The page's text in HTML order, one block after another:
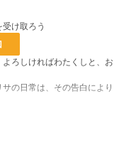
け取ろう
よろしければわたくしと、お
の日常は、その告白により
なじるだけでなく、通って
、絶望の底に突き落とされ